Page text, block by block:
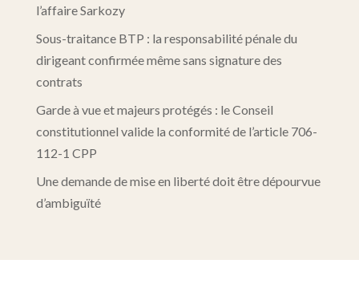
l’affaire Sarkozy
Sous-traitance BTP : la responsabilité pénale du
dirigeant confirmée même sans signature des
contrats
Garde à vue et majeurs protégés : le Conseil
constitutionnel valide la conformité de l’article 706-
112-1 CPP
Une demande de mise en liberté doit être dépourvue
d’ambiguïté